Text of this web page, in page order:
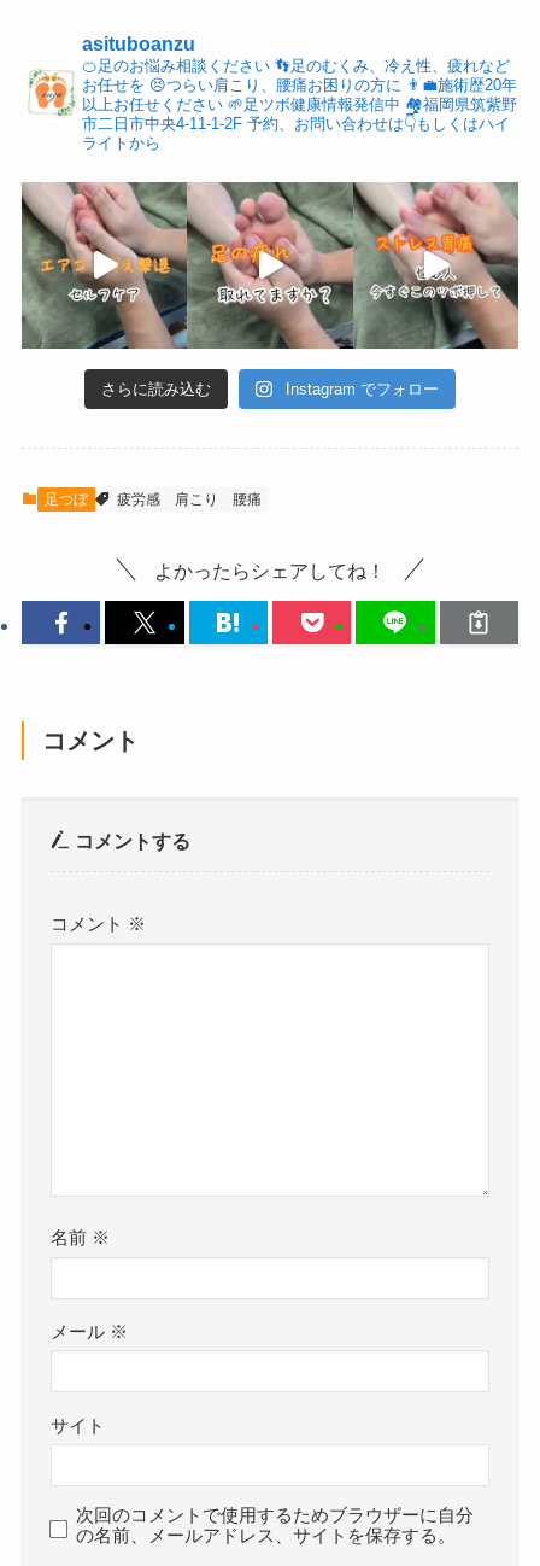
asituboanzu
🍊足のお悩み相談ください👣足のむくみ、冷え性、疲れなど
お任せを 😣つらい肩こり、腰痛お困りの方に 👨‍💼施術歴20年
以上お任せください🌱足ツボ健康情報発信中 🏘福岡県筑紫野
市二日市中央4-11-1-2F予約、お問い合わせは👇もしくはハイ
ライトから
さらに読み込む Instagram でフォロー
足つぼ 疲労感 肩こり 腰痛
よかったらシェアしてね！
コメント
コメントする
コメント ※
名前 ※
メール ※
サイト
次回のコメントで使用するためブラウザーに自分
の名前、メールアドレス、サイトを保存する。